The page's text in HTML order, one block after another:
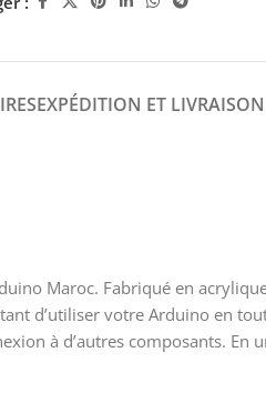
EXPÉDITION ET LIVRAISON
Maroc. Fabriqué en
d’utiliser votre Arduino en
à d’autres composants. En